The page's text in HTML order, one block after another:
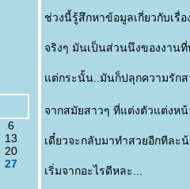
6
13
20
27
ช่วงนี้รู้สึกหาข้อมูลเกี่ยวกับเรื่
จริงๆ มันเป็นส่วนนึงของงาน
ต่กระนั้น..มันก็ปลุกความรักส
จากสมัยสาวๆ ที่แต่งตัวแต่งหน้
เดี๋ยวจะกลับมาทำสวยอีกทีละน้
เริ่มจากอะไรดีหละ...